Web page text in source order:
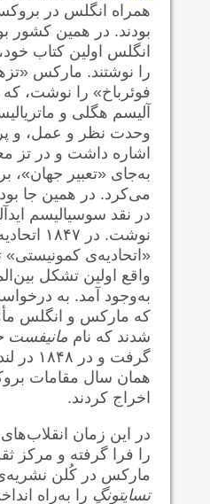
همراه انگلس در
بودند. در همین کشور
انگلس اولین کتاب
را نوشتند. مارکس
فوئرباخ» را نوشت،
آلیسم هگلی و
وحدت نظر و عمل، و
اشاره داشت و در تز
به‌جای «تعبیر جهان»،
می‌کرد. در همین جا
در نقد سوسیالیسم
نوشت. در
«اتحادیه‌ی کمونیستی»
واقع اولین تشکل
به‌وجود آمد. به
که مارکس و انگلس
شدند که نام
گرفت و
همان سال مقامات
اخراج کردند.
را فرا گرفته و مرکز
مارکس در کُلن
تسایتونگِ را به‌راه